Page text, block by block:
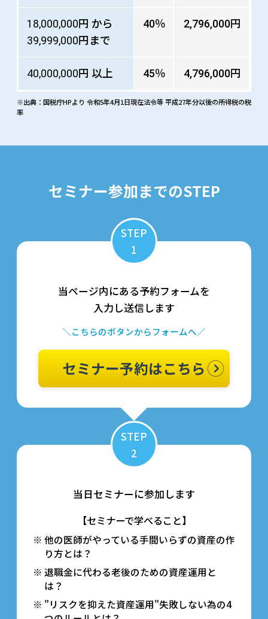
18,000,000円 から
39,999,000円まで
40％ 2,796,000円
40,000,000円 以上 45％ 4,796,000円
※出典：国税庁HPより 令和5年4月1日現在法令等 平成27年分以後の所得税の税
率
セミナー参加までのSTEP
STEP
1
当ページ内にある予約フォームを
入力し送信します
＼こちらのボタンからフォームへ／
セミナー予約はこちら
STEP
2
当日セミナーに参加します
【セミナーで学べること】
他の医師がやっている手間いらずの資産の作
り方とは？
退職金に代わる老後のための資産運用と
は？
"リスクを抑えた資産運用"失敗しない為の4